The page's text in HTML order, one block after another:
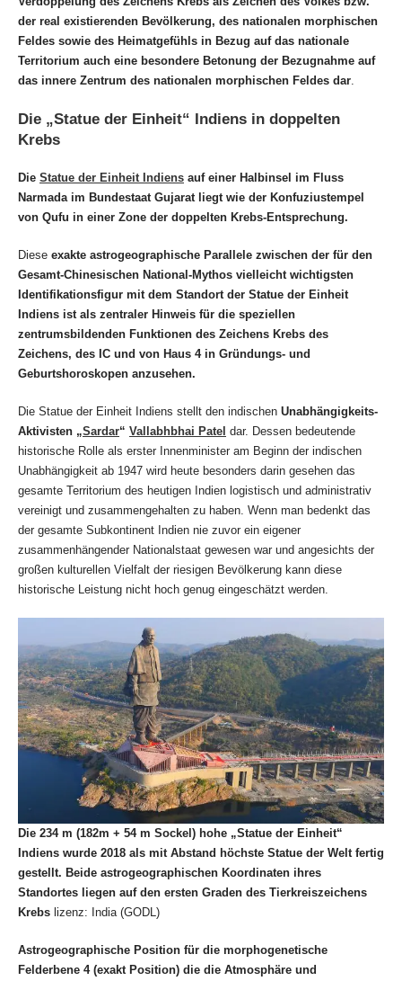
der real existierenden Bevölkerung, des nationalen morphischen
Feldes sowie des Heimatgefühls in Bezug auf das nationale
Territorium auch eine besondere Betonung der Bezugnahme auf
das innere Zentrum des nationalen morphischen Feldes dar
Die „Statue der Einheit“ Indiens in doppelten
Krebs
Die Statue der Einheit Indiens auf einer Halbinsel im Fluss
Narmada im Bundestaat Gujarat liegt wie der Konfuziustempel
von Qufu in einer Zone der doppelten Krebs-Entsprechung.
Diese exakte astrogeographische Parallele zwischen der für den
Gesamt-Chinesischen National-Mythos vielleicht wichtigsten
Identifikationsfigur mit dem Standort der Statue der Einheit
Indiens ist als zentraler Hinweis für die speziellen
zentrumsbildenden Funktionen des Zeichens Krebs des
Zeichens, des IC und von Haus 4 in Gründungs- und
Geburtshoroskopen anzusehen.
Die Statue der Einheit Indiens stellt den indischen Unabhängigkeits-
Aktivisten „Sardar“ Vallabhbhai Pate dar. Dessen bedeutende
historische Rolle als erster Innenminister am Beginn der indischen
Unabhängigkeit ab 1947 wird heute besonders darin gesehen das
gesamte Territorium des heutigen Indien logistisch und administrativ
vereinigt und zusammengehalten zu haben. Wenn man bedenkt das
der gesamte Subkontinent Indien nie zuvor ein eigener
zusammenhängender Nationalstaat gewesen war und angesichts der
großen kulturellen Vielfalt der riesigen Bevölkerung kann diese
historische Leistung nicht hoch genug eingeschätzt werden.
Die 234 m (182m + 54 m Sockel) hohe „Statue der Einheit“
Indiens wurde 2018 als mit Abstand höchste Statue der Welt fertig
gestellt. Beide astrogeographischen Koordinaten ihres
Standortes liegen auf den ersten Graden des Tierkreiszeichens
Krebs lizenz: India (GODL)
Astrogeographische Position für die morphogenetische
Felderbene 4 (exakt Position) die die Atmosphäre und